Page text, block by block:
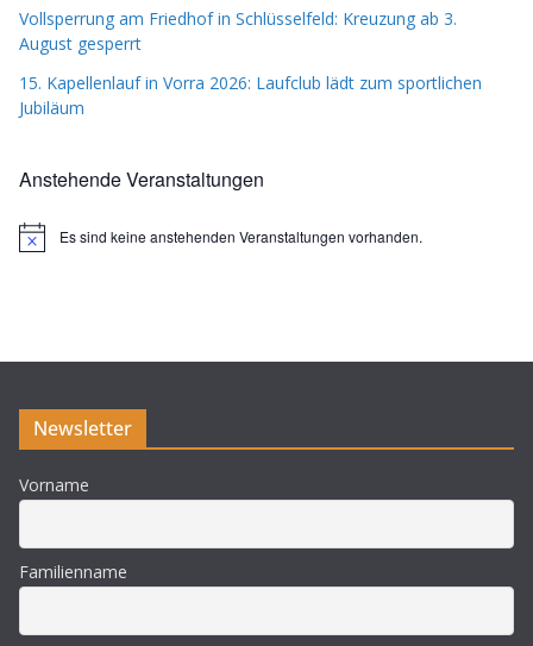
Vollsperrung am Friedhof in Schlüsselfeld: Kreuzung ab 3.
August gesperrt
15. Kapellenlauf in Vorra 2026: Laufclub lädt zum sportlichen
Jubiläum
Anstehende Veranstaltungen
H
s
Es sind keine anstehenden Veranstaltungen vorhanden.
Newsletter
Vorname
Familienname